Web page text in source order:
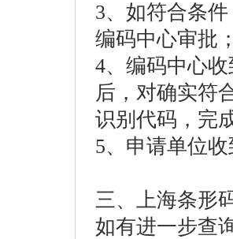
3、如符合条
编码中心审批
4、编码中心
后，对确实符
识别代码，完
5、申请单位
三、上海条形
如有进一步查